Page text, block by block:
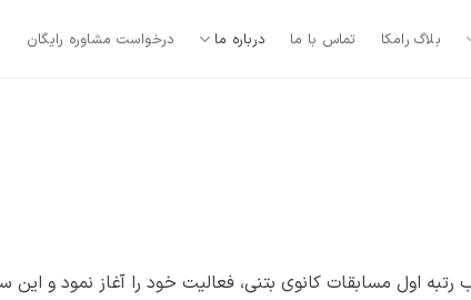
بلاگ رامکا تماس با ما درباره ما درخواست مشاوره رایگان
با کسب رتبه اول مسابقات کانوی بتنی، فعالیت خود را آغاز نمود